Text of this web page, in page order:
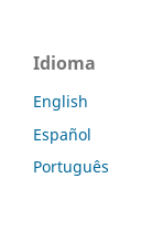
Idioma
English
Español
Português